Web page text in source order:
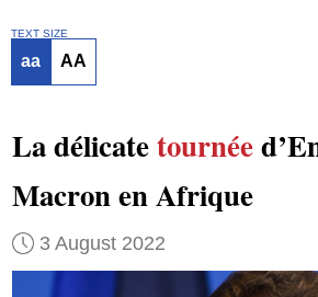
TEXT SIZE
aa AA
La délicatetournée
Macron en Afrique
3 August 2022